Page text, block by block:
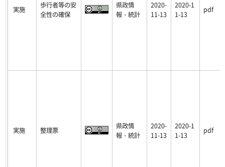
実施
歩行者等の安
全性の確保
県政情
報・統計
2020-
11-13
2020-1
1-13
pdf
実施 整理票
県政情
報・統計
2020-
11-13
2020-1
1-13
pdf